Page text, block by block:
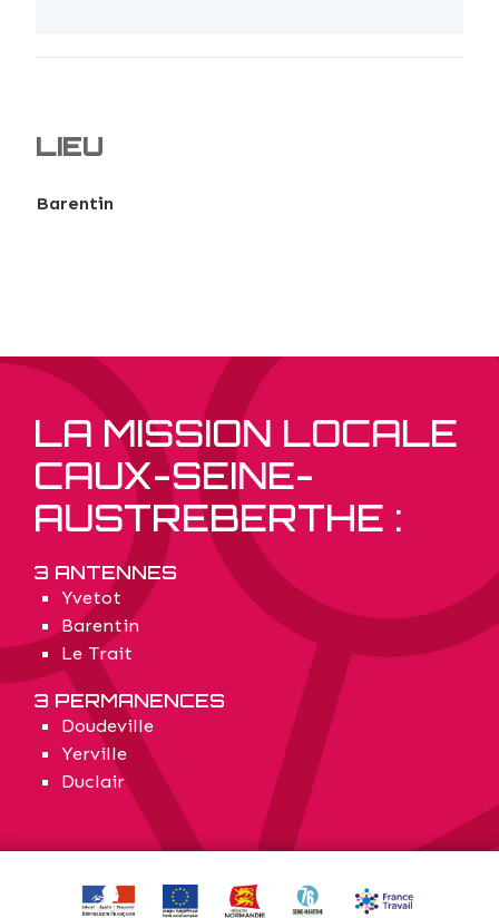
LIEU
Barentin
LA MISSION LOCALE
CAUX-SEINE-
AUSTREBERTHE :
3 ANTENNES
Yvetot
Barentin
Le Trait
3 PERMANENCES
Doudeville
Yerville
Duclair